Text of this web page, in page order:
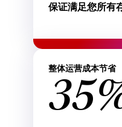
保证满足您所有
整体运营成本节省